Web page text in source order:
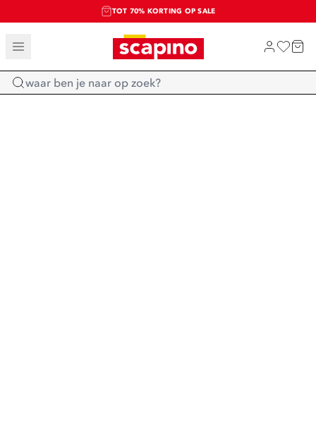
TOT 70% KORTING OP SALE
SALE: LAATSTE KANS!
SHOP NIEUW
Home